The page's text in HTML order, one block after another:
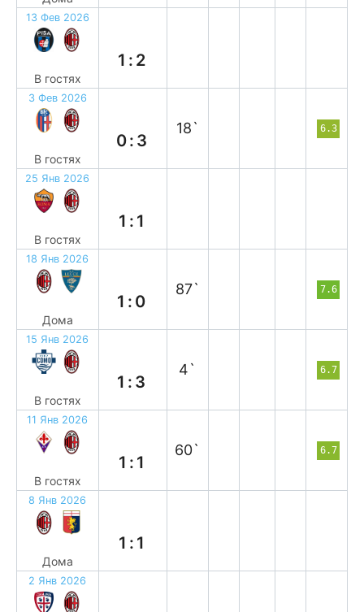
13 Фев 2026
В гостях
1:2
3 Фев 2026
В гостях
0:3
18` 6.3
25 Янв 2026
В гостях
1:1
18 Янв 2026
Дома
1:0
87` 7.6
15 Янв 2026
В гостях
1:3
4` 6.7
11 Янв 2026
В гостях
1:1
60` 6.7
8 Янв 2026
Дома
1:1
2 Янв 2026